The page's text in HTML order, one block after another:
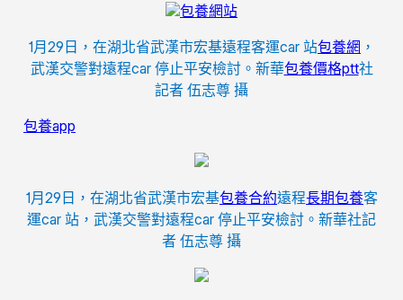
包養網站
1月29日，在湖北省武漢市宏基遠程客運car 站包養網 ，
武漢交警對遠程car 停止平安檢討。新華包養價格ptt社
記者 伍志尊 攝
包養app
1月29日，在湖北省武漢市宏基包養合約遠程長期包養客
運car 站，武漢交警對遠程car 停止平安檢討。新華社記
者 伍志尊 攝